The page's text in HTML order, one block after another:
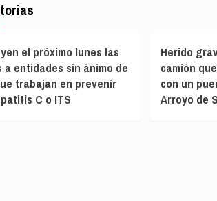
el próximo lunes las
a entidades sin ánimo de
trabajan en prevenir
C o ITS
Herido
camión
con un
Arroyo de